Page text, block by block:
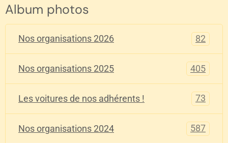
Album photos
Nos organisations 2026 82
Nos organisations 2025 405
Les voitures de nos adhérents ! 73
Nos organisations 2024 587